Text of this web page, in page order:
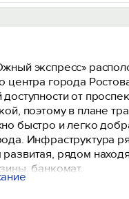
экспресс»
центра города
от
поэтому в плане
быстро и легко
Инфраструктура
рядом
банкомат.